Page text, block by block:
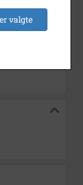
2050)
valgte